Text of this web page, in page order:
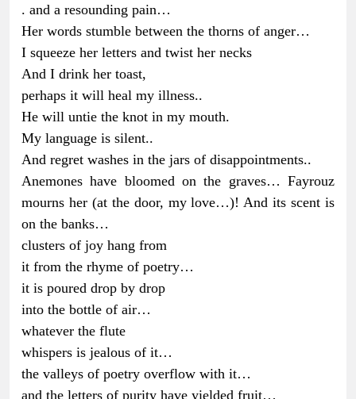
. and a resounding pain…
Her words stumble between the thorns of anger…
I squeeze her letters and twist her necks
And I drink her toast,
perhaps it will heal my illness..
He will untie the knot in my mouth.
My language is silent..
And regret washes in the jars of disappointments..
Anemones have bloomed on the graves… Fayrouz
mourns her (at the door, my love…)! And its scent is
on the banks…
clusters of joy hang from
it from the rhyme of poetry…
it is poured drop by drop
into the bottle of air…
whatever the flute
whispers is jealous of it…
the valleys of poetry overflow with it…
and the letters of purity have yielded fruit…